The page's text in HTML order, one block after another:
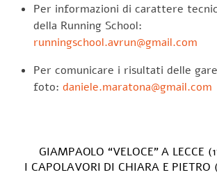
Per informazioni di carattere
della Running School:
runningschool.avrun@gmail.com
Per comunicare i risultati delle
foto: daniele.maratona@gmail.com
GIAMPAOLO “VELOCE” A LECCE
I CAPOLAVORI DI CHIARA E PIETRO